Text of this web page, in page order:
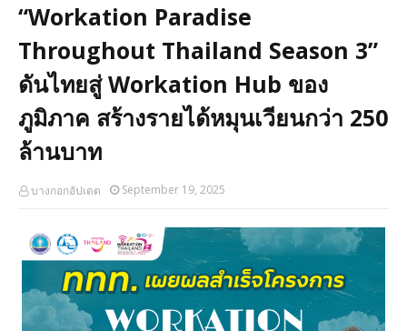
“Workation Paradise
Throughout Thailand Season 3”
ดันไทยสู่ Workation Hub ของ
ภูมิภาค สร้างรายได้หมุนเวียนกว่า 250
ล้านบาท
บางกอกอัปเดต September 19, 2025